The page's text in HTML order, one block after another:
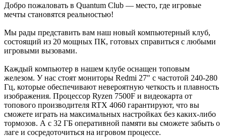
Добро пожаловать в Quantum Club — место, где игровые
мечты становятся реальностью!
Мы рады представить вам наш новый компьютерный клуб,
состоящий из 20 мощных ПК, готовых справиться с любыми
игровыми вызовами.
Каждый компьютер в нашем клубе оснащен топовым
железом. У нас стоят мониторы Redmi 27" с частотой 240-280
Гц, которые обеспечивают невероятную четкость и плавность
изображения. Процессор Ryzen 7500F и видеокарта от
топового производителя RTX 4060 гарантируют, что вы
сможете играть на максимальных настройках без каких-либо
тормозов. А с 32 ГБ оперативной памяти вы сможете забыть о
лаге и сосредоточиться на игровом процессе.